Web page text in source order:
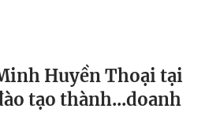
Huyền Thoại tại
tạo thành...doanh